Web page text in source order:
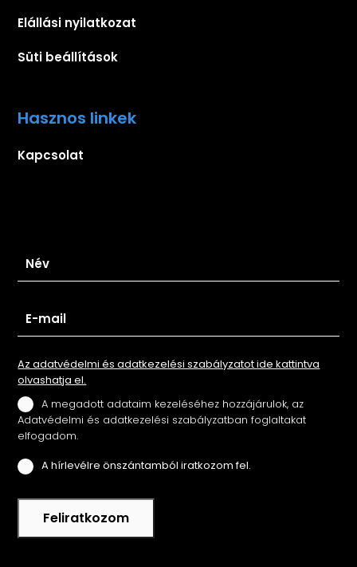
Elállási nyilatkozat
Süti beállítások
Hasznos linkek
Kapcsolat
Az adatvédelmi és adatkezelési szabályzatot ide kattintva
olvashatja el.
A megadott adataim kezeléséhez hozzájárulok, az
Adatvédelmi és adatkezelési szabályzatban foglaltakat
elfogadom.
A hírlevélre önszántamból iratkozom fel.
Feliratkozom